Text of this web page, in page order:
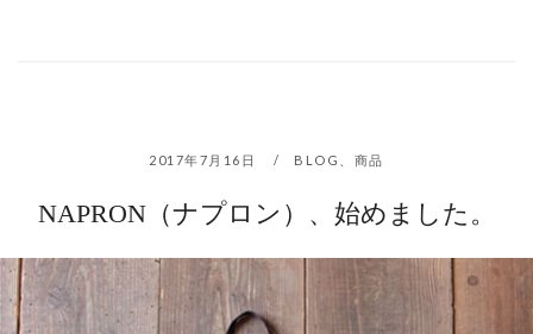
2017年7月16日 BLOG 商品
NAPRON（ナプロン）、始めました。